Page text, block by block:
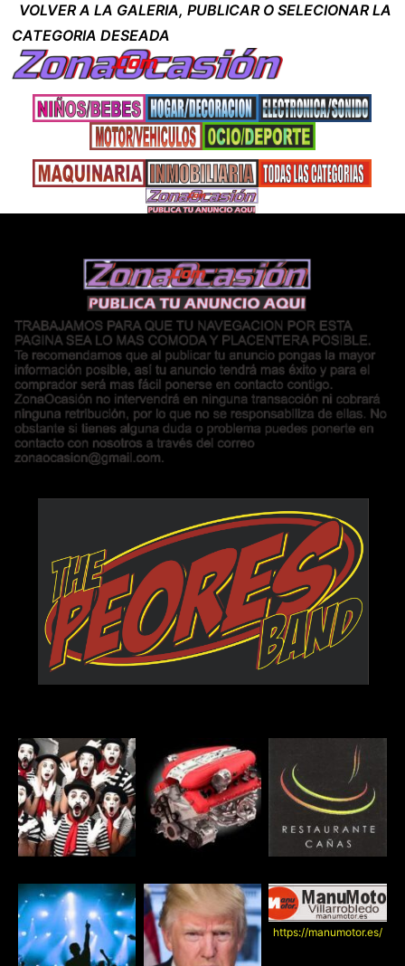
VOLVER A LA GALERIA, PUBLICAR O SELECIONAR LA
CATEGORIA DESEADA
https://manumotor.es/